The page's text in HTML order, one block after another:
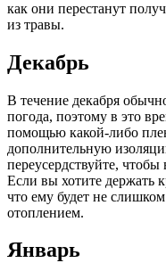
как они перестанут
из травы.
Декабрь
В течение декабря
погода, поэтому в это
помощью какой-либо
дополнительную
переусердствуйте,
Если вы хотите держать
что ему будет не
отоплением.
Январь